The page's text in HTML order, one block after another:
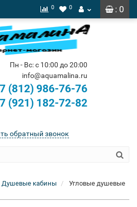
: 0
0 0
Пн - Вс: с 10:00 до 20:00
info@aquamalina.ru
(812) 986-76-76
(921) 182-72-82
обратный звонок
Душевые кабины
Угловые душевые